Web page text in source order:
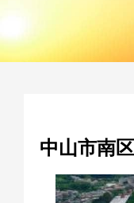
中山市南